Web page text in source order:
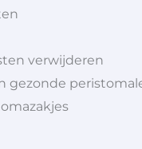
verwijderen
gezonde